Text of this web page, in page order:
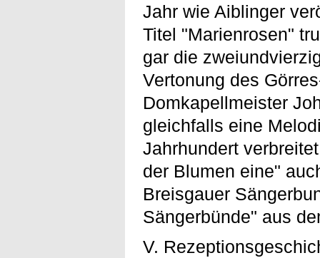
Jahr wie Aiblinger
Titel "Marienrosen"
gar die
Vertonung des
Domkapellmeister
gleichfalls eine
Jahrhundert
der Blumen eine"
Breisgauer
Sängerbünde" aus
V.